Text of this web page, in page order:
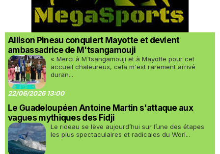
Allison Pineau conquiert Mayotte et devient
ambassadrice de M'tsangamouji
« Merci à M'tsangamouji et à Mayotte pour cet
accueil chaleureux, cela m'est rarement arrivé
duran...
22/06/2026 13:00
Le Guadeloupéen Antoine Martin s'attaque aux
vagues mythiques des Fidji
Le rideau se lève aujourd’hui sur l’une des étapes
les plus spectaculaires et radicales du Worl...